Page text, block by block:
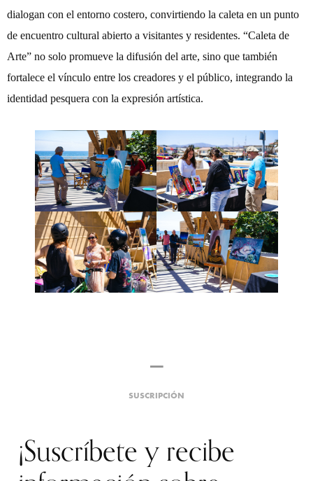
dialogan con el entorno costero, convirtiendo la caleta en un punto
de encuentro cultural abierto a visitantes y residentes. “Caleta de
Arte” no solo promueve la difusión del arte, sino que también
fortalece el vínculo entre los creadores y el público, integrando la
identidad pesquera con la expresión artística.
SUSCRIPCIÓN
¡Suscríbete y recibe